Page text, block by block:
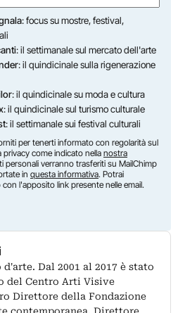
: focus su mostre, festival,
: il settimanale sul mercato dell'arte
: il quindicinale sulla rigenerazione
: il quindicinale su moda e cultura
: il quindicinale sul turismo culturale
: il settimanale sui festival culturali
per tenerti informato con regolarità sul
come indicato nella nostra
personali verranno trasferiti su MailChimp
in questa informativa. Potrai
l'apposito link presente nelle email.
Dal 2001 al 2017 è stato
del Centro Arti Visive
Direttore della Fondazione